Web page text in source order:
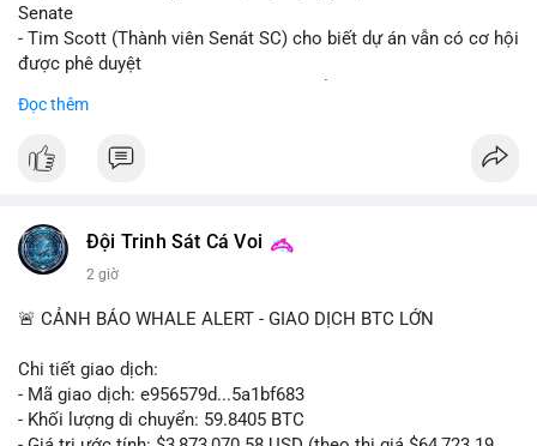
Senate
- Tim Scott (Thành viên Senát SC) cho biết dự án vẫn có cơ hội
được phê duyệt
trình
#vlikevn #titanbot
Đọc thêm
Đội Trinh Sát Cá Voi
2 giờ
🚨 CẢNH BÁO WHALE ALERT - GIAO DỊCH BTC LỚN
Chi tiết giao dịch:
- Mã giao dịch: e956579d...5a1bf683
- Khối lượng di chuyển: 59.8405 BTC